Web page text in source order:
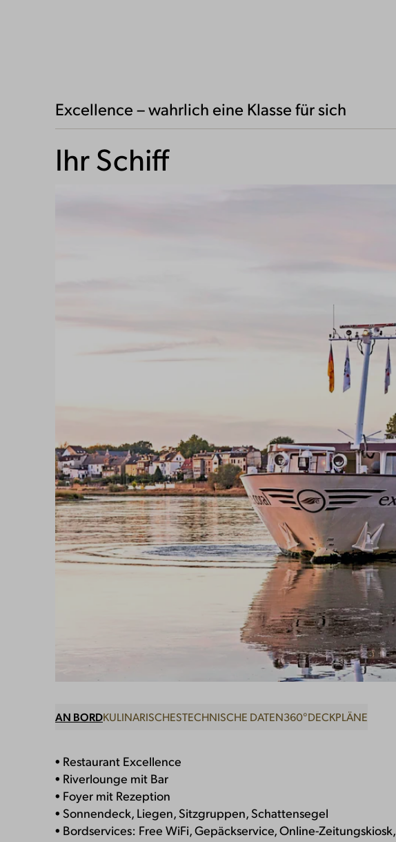
Excellence – wahrlich eine Klasse für sich
Ihr Schiff
AN BORDKULINARISCHESTECHNISCHE DATEN360°DECKPLÄNE
• Restaurant Excellence
• Riverlounge mit Bar
• Foyer mit Rezeption
• Sonnendeck, Liegen, Sitzgruppen, Schattensegel
• Bordservices: Free WiFi, Gepäckservice, Online-Zeitungskiosk,